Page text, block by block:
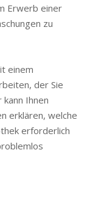
Erwerb einer
zu
einem
der Sie
Ihnen
erklären, welche
erforderlich